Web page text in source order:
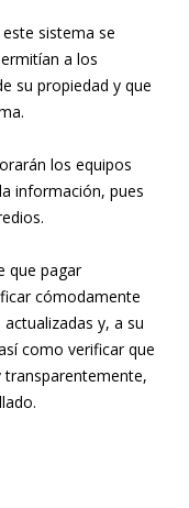
sistema se
a los
su propiedad y que
los equipos
información, pues
que pagar
cómodamente
y, a su
como verificar que